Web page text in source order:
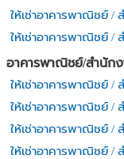
ให้เช่าอาคารพาณิชย์ /
ให้เช่าอาคารพาณิชย์ /
อาคารพาณิชย์/สำนักง
ให้เช่าอาคารพาณิชย์ /
ให้เช่าอาคารพาณิชย์ /
ให้เช่าอาคารพาณิชย์ /
ให้เช่าอาคารพาณิชย์ /